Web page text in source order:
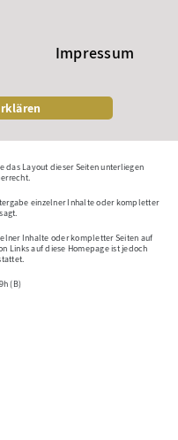
Impressum
das Layout dieser Seiten unterliegen
einzelner Inhalte oder kompletter
Inhalte oder kompletter Seiten auf
Links auf diese Homepage ist jedoch
(B)